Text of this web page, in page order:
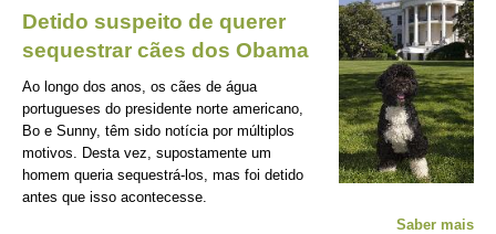
Detido suspeito de querer
sequestrar cães dos Obama
Ao longo dos anos, os cães de água
portugueses do presidente norte americano,
Bo e Sunny, têm sido notícia por múltiplos
motivos. Desta vez, supostamente um
homem queria sequestrá-los, mas foi detido
antes que isso acontecesse.
Saber mais